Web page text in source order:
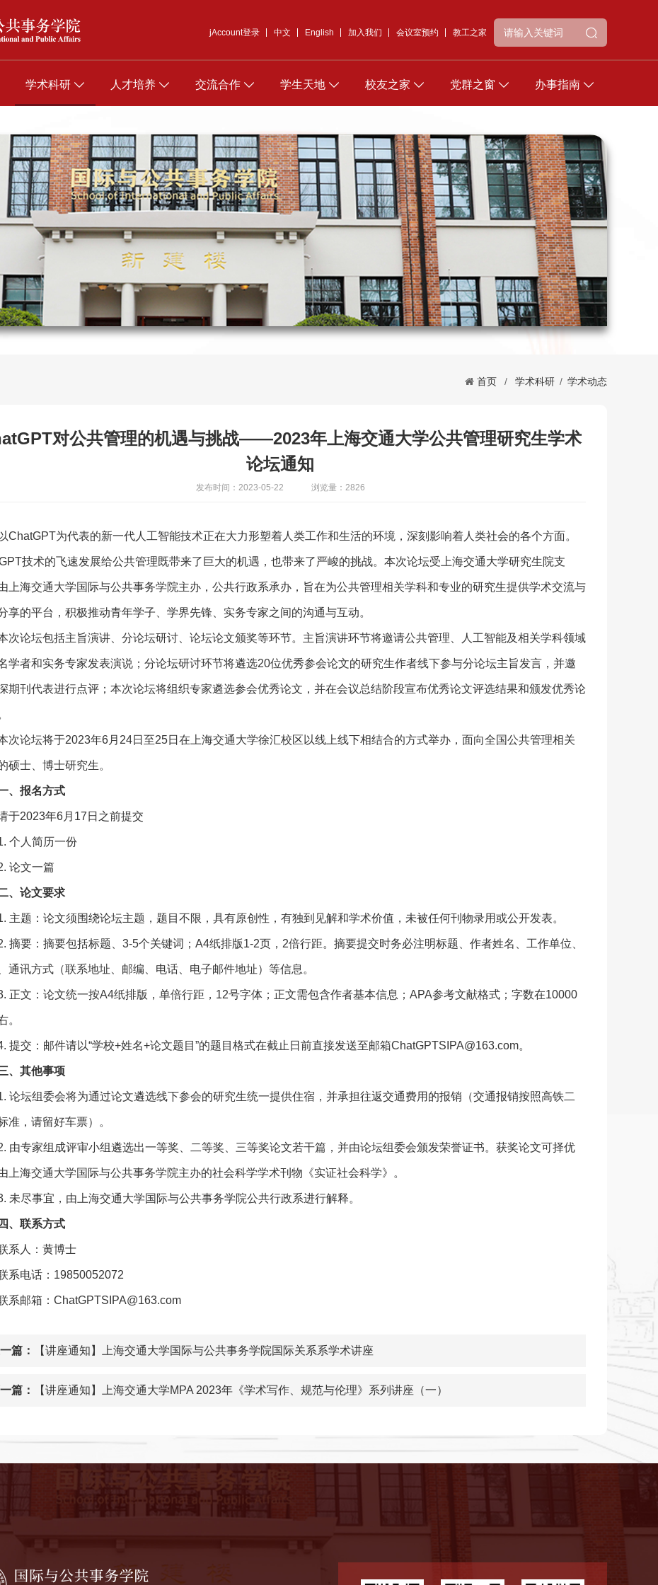
jAccount登录 中文 English 加入我们 会议室预约 教工之家
学术科研 人才培养 交流合作 学生天地 校友之家 党群之窗 办事指南
首页 / 学术科研 / 学术动态
对公共管理的机遇与挑战——2023年上海交通大学公共管理研究生学术
论坛通知
发布时间：2023-05-22 浏览量：2826
以ChatGPT为代表的新一代人工智能技术正在大力形塑着人类工作和生活的环境，深刻影响着人类社会的各个方面。
技术的飞速发展给公共管理既带来了巨大的机遇，也带来了严峻的挑战。本次论坛受上海交通大学研究生院支
上海交通大学国际与公共事务学院主办，公共行政系承办，旨在为公共管理相关学科和专业的研究生提供学术交流与
享的平台，积极推动青年学子、学界先锋、实务专家之间的沟通与互动。
次论坛包括主旨演讲、分论坛研讨、论坛论文颁奖等环节。主旨演讲环节将邀请公共管理、人工智能及相关学科领域
学者和实务专家发表演说；分论坛研讨环节将遴选20位优秀参会论文的研究生作者线下参与分论坛主旨发言，并邀
期刊代表进行点评；本次论坛将组织专家遴选参会优秀论文，并在会议总结阶段宣布优秀论文评选结果和颁发优秀论
次论坛将于2023年6月24日至25日在上海交通大学徐汇校区以线上线下相结合的方式举办，面向全国公共管理相关
硕士、博士研究生。
、报名方式
于2023年6月17日之前提交
个人简历一份
论文一篇
、论文要求
主题：论文须围绕论坛主题，题目不限，具有原创性，有独到见解和学术价值，未被任何刊物录用或公开发表。
摘要：摘要包括标题、3-5个关键词；A4纸排版1-2页，2倍行距。摘要提交时务必注明标题、作者姓名、工作单位、
通讯方式（联系地址、邮编、电话、电子邮件地址）等信息。
正文：论文统一按A4纸排版，单倍行距，12号字体；正文需包含作者基本信息；APA参考文献格式；字数在10000
。
提交：邮件请以“学校+姓名+论文题目”的题目格式在截止日前直接发送至邮箱ChatGPTSIPA@163.com。
、其他事项
论坛组委会将为通过论文遴选线下参会的研究生统一提供住宿，并承担往返交通费用的报销（交通报销按照高铁二
准，请留好车票）。
由专家组成评审小组遴选出一等奖、二等奖、三等奖论文若干篇，并由论坛组委会颁发荣誉证书。获奖论文可择优
上海交通大学国际与公共事务学院主办的社会科学学术刊物《实证社会科学》。
未尽事宜，由上海交通大学国际与公共事务学院公共行政系进行解释。
四、联系方式
系人：黄博士
系电话：19850052072
系邮箱：ChatGPTSIPA@163.com
一篇： 【讲座通知】上海交通大学国际与公共事务学院国际关系系学术讲座
篇： 【讲座通知】上海交通大学MPA 2023年《学术写作、规范与伦理》系列讲座（一）